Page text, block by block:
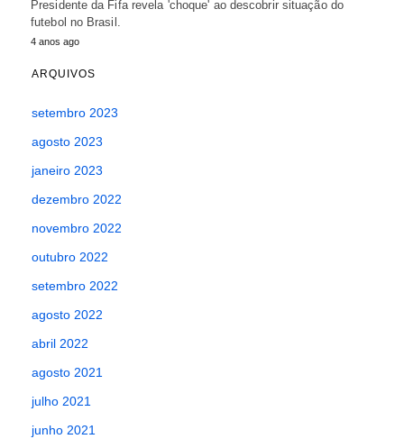
Presidente da Fifa revela 'choque' ao descobrir situação do
futebol no Brasil.
4 anos ago
ARQUIVOS
setembro 2023
agosto 2023
janeiro 2023
dezembro 2022
novembro 2022
outubro 2022
setembro 2022
agosto 2022
abril 2022
agosto 2021
julho 2021
junho 2021